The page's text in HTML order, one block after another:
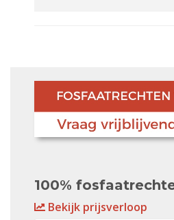
100%
Bekijk prijsverloop